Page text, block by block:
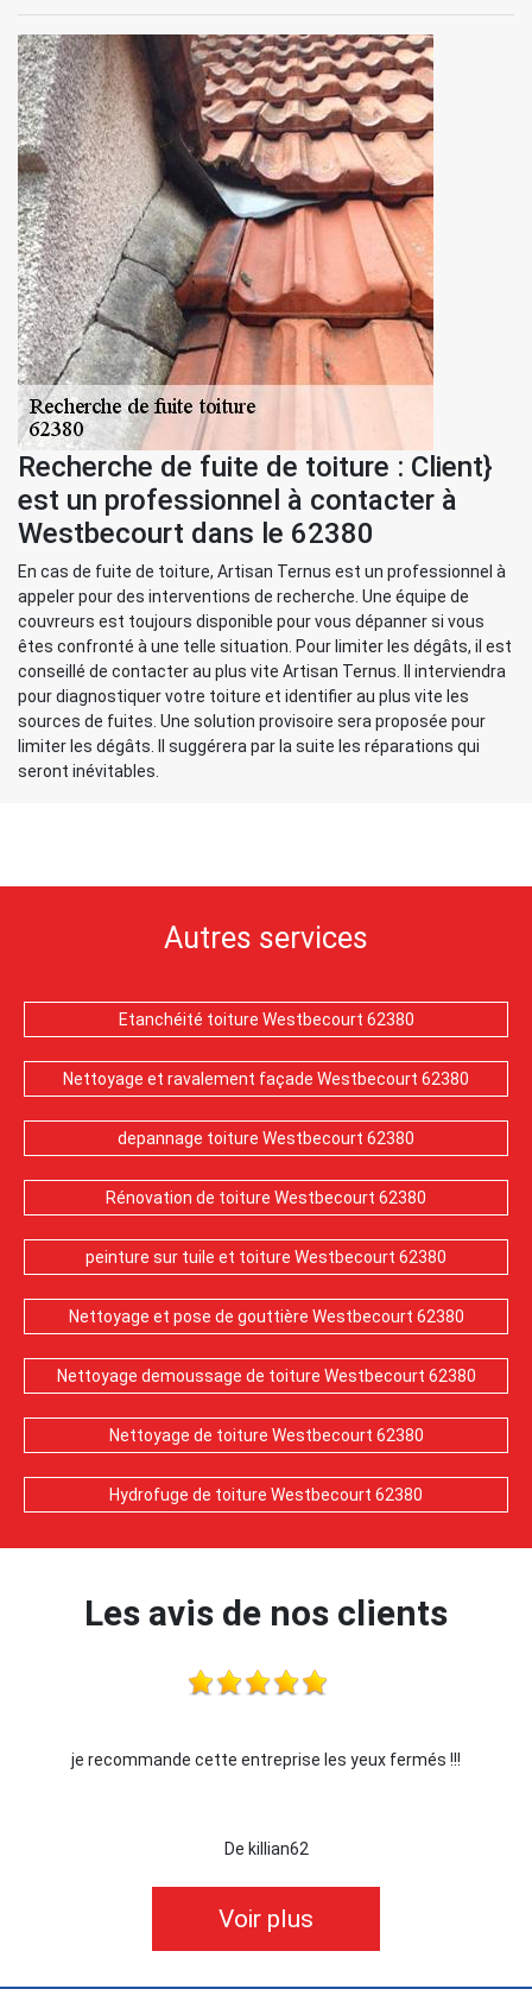
Recherche de fuite de toiture : Client}
est un professionnel à contacter à
Westbecourt dans le 62380
En cas de fuite de toiture, Artisan Ternus est un professionnel à
appeler pour des interventions de recherche. Une équipe de
couvreurs est toujours disponible pour vous dépanner si vous
êtes confronté à une telle situation. Pour limiter les dégâts, il est
conseillé de contacter au plus vite Artisan Ternus. Il interviendra
pour diagnostiquer votre toiture et identifier au plus vite les
sources de fuites. Une solution provisoire sera proposée pour
limiter les dégâts. Il suggérera par la suite les réparations qui
seront inévitables.
Autres services
Etanchéité toiture Westbecourt 62380
Nettoyage et ravalement façade Westbecourt 62380
depannage toiture Westbecourt 62380
Rénovation de toiture Westbecourt 62380
peinture sur tuile et toiture Westbecourt 62380
Nettoyage et pose de gouttière Westbecourt 62380
Nettoyage demoussage de toiture Westbecourt 62380
Nettoyage de toiture Westbecourt 62380
Hydrofuge de toiture Westbecourt 62380
Les avis de nos clients
je recommande cette entreprise les yeux fermés !!!
De killian62
Voir plus